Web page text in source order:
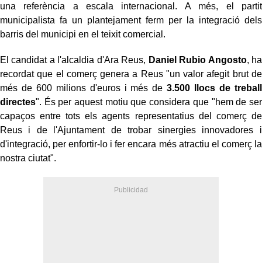
una referència a escala internacional. A més, el partit
municipalista fa un plantejament ferm per la integració dels
barris del municipi en el teixit comercial.
El candidat a l'alcaldia d'Ara Reus, Daniel Rubio Angosto, ha
recordat que el comerç genera a Reus "un valor afegit brut de
més de 600 milions d'euros i més de 3.500 llocs de treball
directes". És per aquest motiu que considera que "hem de ser
capaços entre tots els agents representatius del comerç de
Reus i de l'Ajuntament de trobar sinergies innovadores i
d'integració, per enfortir-lo i fer encara més atractiu el comerç la
nostra ciutat".